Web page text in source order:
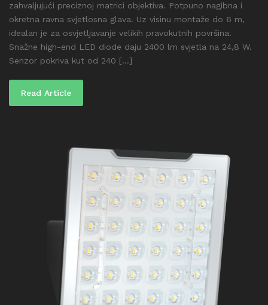
zahvaljujući preciznoj matrici objektiva. Potpuno nagibna i
okretna ravna svjetlosna glava. Uz visinu montaže do 6 m,
idealan je za osvjetljavanje velikih pravokutnih površina.
Snažne high-end LED diode daju 2400 lm svjetla na 24,8 W.
Senzor pokriva kut od 240 [...]
Read Article